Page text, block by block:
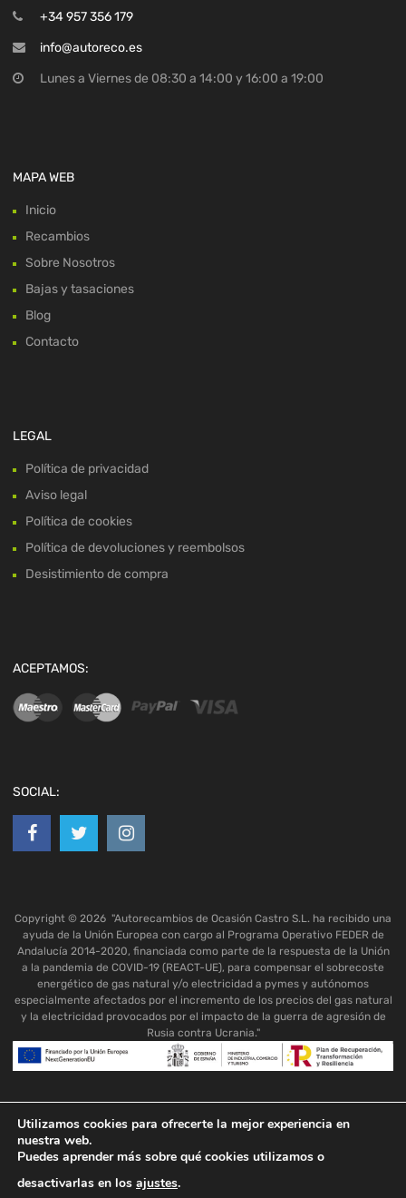
+34 957 356 179
info@autoreco.es
Lunes a Viernes de 08:30 a 14:00 y 16:00 a 19:00
MAPA WEB
Inicio
Recambios
Sobre Nosotros
Bajas y tasaciones
Blog
Contacto
LEGAL
Política de privacidad
Aviso legal
Política de cookies
Política de devoluciones y reembolsos
Desistimiento de compra
ACEPTAMOS:
SOCIAL:
Copyright © 2026 "Autorecambios de Ocasión Castro S.L. ha recibido una
ayuda de la Unión Europea con cargo al Programa Operativo FEDER de
Andalucía 2014-2020, financiada como parte de la respuesta de la Unión
a la pandemia de COVID-19 (REACT-UE), para compensar el sobrecoste
energético de gas natural y/o electricidad a pymes y autónomos
especialmente afectados por el incremento de los precios del gas natural
y la electricidad provocados por el impacto de la guerra de agresión de
Rusia contra Ucrania."
Utilizamos cookies para ofrecerte la mejor experiencia en
nuestra web.
Puedes aprender más sobre qué cookies utilizamos o
desactivarlas en los ajustes.